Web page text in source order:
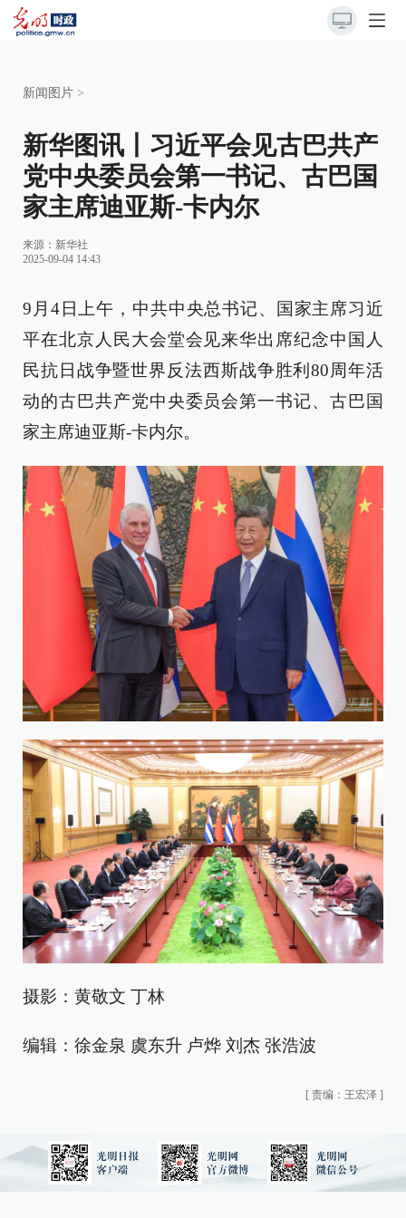
新闻图片 >
新华图讯丨习近平会见古巴共产
党中央委员会第一书记、古巴国
家主席迪亚斯-卡内尔
来源： 新华社
2025-09-04 14:43
9月4日上午，中共中央总书记、国家主席习近
平在北京人民大会堂会见来华出席纪念中国人
民抗日战争暨世界反法西斯战争胜利80周年活
动的古巴共产党中央委员会第一书记、古巴国
家主席迪亚斯-卡内尔。
摄影：黄敬文 丁林
编辑：徐金泉 虞东升 卢烨 刘杰 张浩波
[ 责编：王宏泽 ]